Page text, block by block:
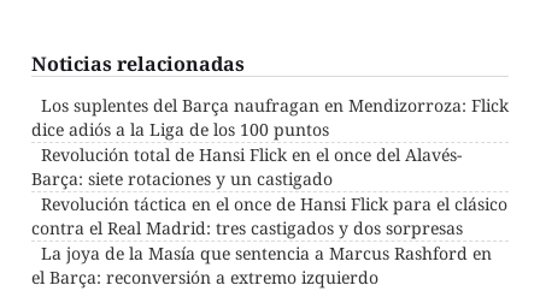
Noticias relacionadas
Los suplentes del Barça naufragan en Mendizorroza: Flick
dice adiós a la Liga de los 100 puntos
Revolución total de Hansi Flick en el once del Alavés-
Barça: siete rotaciones y un castigado
Revolución táctica en el once de Hansi Flick para el clásico
contra el Real Madrid: tres castigados y dos sorpresas
La joya de la Masía que sentencia a Marcus Rashford en
el Barça: reconversión a extremo izquierdo